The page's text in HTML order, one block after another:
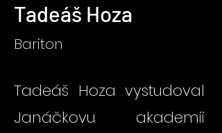
Tadeáš Hoza
Bariton
Tadeáš Hoza vystudoval
Janáčkovu akademii